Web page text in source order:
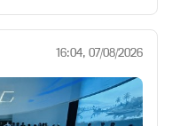
16:04, 07/08/2026